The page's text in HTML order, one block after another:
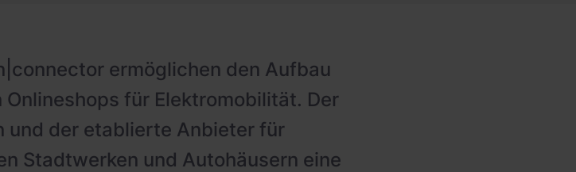
ermöglichen den Aufbau
für Elektromobilität. Der
und der etablierte Anbieter für
Stadtwerken und Autohäusern eine